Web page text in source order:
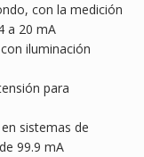
con la medición
a 20 mA
iluminación
para
sistemas de
99.9 mA